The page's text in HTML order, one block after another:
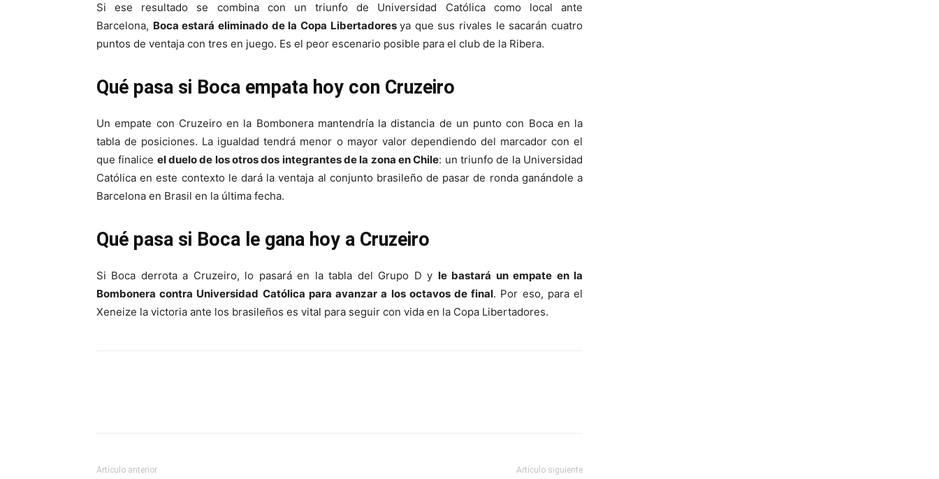
Si ese resultado se combina con un triunfo de Universidad Católica como local ante
Barcelona, Boca estará eliminado de la Copa Libertadoresya que sus rivales le sacarán cuatro
puntos de ventaja con tres en juego. Es el peor escenario posible para el club de la Ribera.
Qué pasa si Boca empata hoy con Cruzeiro
Un empate con Cruzeiro en la Bombonera mantendría la distancia de un punto con Boca en la
tabla de posiciones. La igualdad tendrá menor o mayor valor dependiendo del marcador con el
que finalice el duelo de los otros dos integrantes de la zona en Chile: un triunfo de la Universidad
Católica en este contexto le dará la ventaja al conjunto brasileño de pasar de ronda ganándole a
Barcelona en Brasil en la última fecha.
Qué pasa si Boca le gana hoy a Cruzeiro
Si Boca derrota a Cruzeiro, lo pasará en la tabla del Grupo D y le bastará un empate en la
Bombonera contra Universidad Católica para avanzar a los octavos de final. Por eso, para el
Xeneize la victoria ante los brasileños es vital para seguir con vida en la Copa Libertadores.
Artículo anterior Artículo siguiente